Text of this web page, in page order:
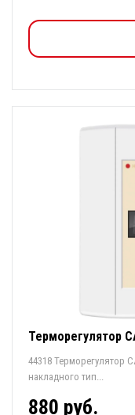
Терморегулятор
44318 Терморегулятор CALEO
накладного тип...
880 руб.